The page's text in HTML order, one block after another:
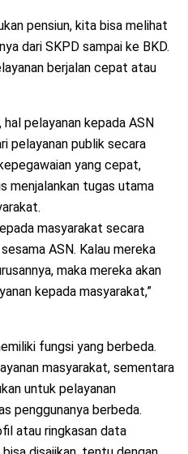
pensiun, kita bisa melihat
dari SKPD sampai ke BKD.
berjalan cepat atau
pelayanan kepada ASN
pelayanan publik secara
yang cepat,
menjalankan tugas utama
masyarakat secara
ASN. Kalau mereka
maka mereka akan
kepada masyarakat,”
fungsi yang berbeda.
masyarakat, sementara
untuk pelayanan
penggunanya berbeda.
atau ringkasan data